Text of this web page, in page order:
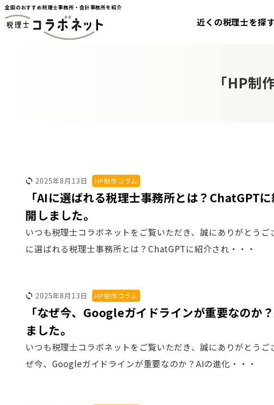
全国のおすすめ税理士事務所・会計事務所を紹介
近くの税理士を探す
「HP制
2025年8月13日 HP制作コラム
「AIに選ばれる税理士事務所とは？ChatGPT
開しました。
いつも税理士コラボネットをご覧いただき、誠にありがとう
に選ばれる税理士事務所とは？ChatGPTに紹介され・・・
2025年8月13日 HP制作コラム
「なぜ今、Googleガイドラインが重要なのか
ました。
いつも税理士コラボネットをご覧いただき、誠にありがとう
ぜ今、Googleガイドラインが重要なのか？AIの進化・・・